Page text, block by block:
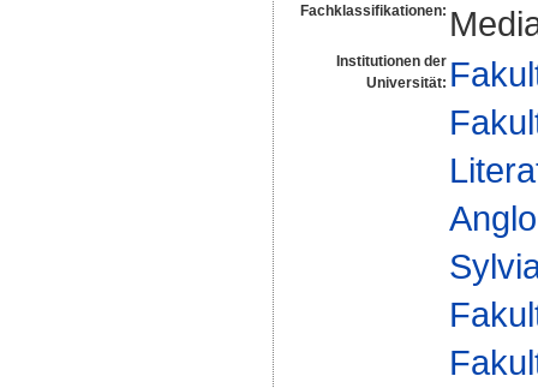
Fachklassifikationen:
Institutionen der
Universität: